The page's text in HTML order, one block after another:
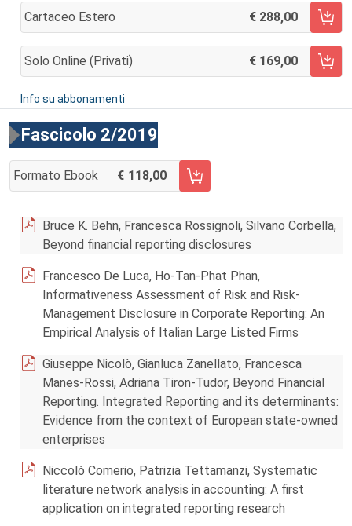
Cartaceo Estero 288,00
AGGIUNGI AL CARRELLO
Solo Online (privati) 169,00
AGGIUNGI AL CARRELLO
Info su abbonamenti
Fascicolo 2/2019
Formato Ebook 118,00
AGGIUNGI AL CARRELLO FASCICOLO 2/2019
Bruce K. Behn, Francesca Rossignoli, Silvano Corbella,
Beyond financial reporting disclosures
Francesco De Luca, Ho-Tan-Phat Phan,
Informativeness Assessment of Risk and Risk-
Management Disclosure in Corporate Reporting: An
Empirical Analysis of Italian Large Listed Firms
Giuseppe Nicolò, Gianluca Zanellato, Francesca
Manes-Rossi, Adriana Tiron-Tudor, Beyond Financial
Reporting. Integrated Reporting and its determinants:
Evidence from the context of European state-owned
enterprises
Niccolò Comerio, Patrizia Tettamanzi, Systematic
literature network analysis in accounting: A first
application on integrated reporting research